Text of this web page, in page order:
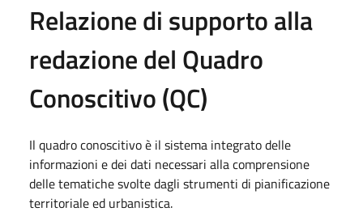
Relazione di supporto alla
redazione del Quadro
Conoscitivo (QC)
Il quadro conoscitivo è il sistema integrato delle
informazioni e dei dati necessari alla comprensione
delle tematiche svolte dagli strumenti di pianificazione
territoriale ed urbanistica.